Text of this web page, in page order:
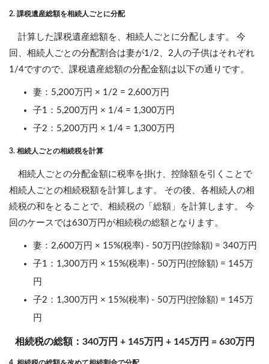
2. 課税遺産総額を相続人ごとに分配
計算した課税遺産総額を、相続人ごとに分配します。 今
回、相続人ごとの分配割合は妻が1/2、2人の子供はそれぞれ
1/4ですので、課税遺産総額の分配金額は以下の通りです。
妻：5,200万円 × 1/2 = 2,600万円
子1：5,200万円 × 1/4 = 1,300万円
子2：5,200万円 × 1/4 = 1,300万円
3. 相続人ごとの相続税を計算
相続人ごとの分配金額に税率を掛け、控除額を引くことで
相続人ごとの相続税額を計算します。 その後、各相続人の相
続税の和をとることで、相続税の「総額」を計算します。 今
回のケースでは630万円が相続税の総額となります。
妻：2,600万円 × 15%(税率) - 50万円(控除額) = 340万円
子1：1,300万円 × 15%(税率) - 50万円(控除額) = 145万
円
子2：1,300万円 × 15%(税率) - 50万円(控除額) = 145万
円
相続税の総額：340万円 + 145万円 + 145万円 = 630万円